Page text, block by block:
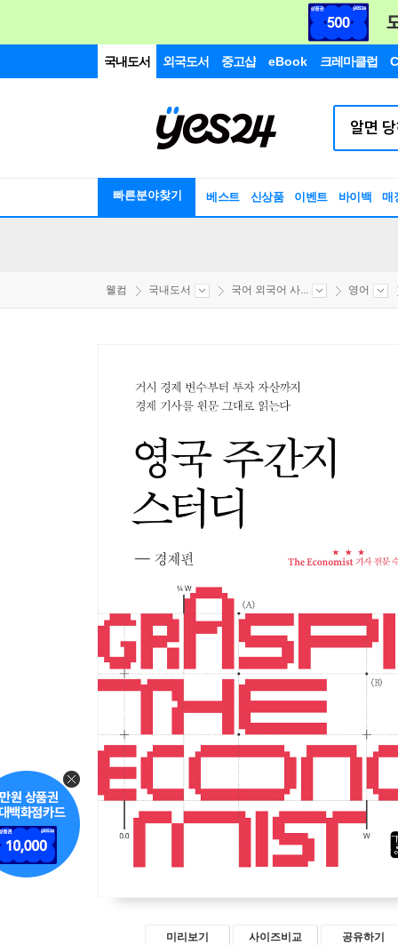
국내도서 외국도서 중고샵 eBook 크레마클럽
빠른분야찾기 베스트 신상품 이벤트 바이백 매
웰컴 국내도서 국어 외국어 사... 영어
미리보기 사이즈비교 공유하기